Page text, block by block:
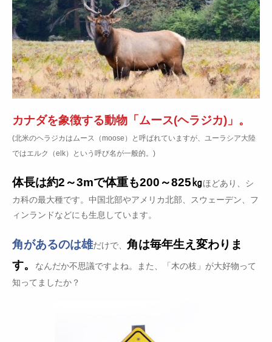
カナダを象徴する動物「ムース(ヘラジカ)」。
(北米のヘラジカはムース（moose）と呼ばれていますが、ユーラシア大陸
ではエルク（elk）という呼び名が一般的。)
体長は約2～3mで体重も200～825㎏ほどあり、シ
カ科の最大種です。中国北部やアメリカ北部、スウェーデン、フ
ィンランドなどにも生息しています。
角があるのは雄だけで、 角は毎年生え変わりま
す。
なんだか不思議ですよね。また、「木の枝」が大好物って
知ってましたか？